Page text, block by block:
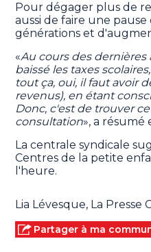
Pour dégager plus de
aussi de faire une
générations et
«Au cours des dernières
baissé les taxes
tout ça, oui, il faut avoir
revenus), en étant
Donc, c'est de trouver
consultation», a résumé
La centrale syndicale
Centres de la petite
l'heure.
Lia Lévesque, La Presse
Partager à ma